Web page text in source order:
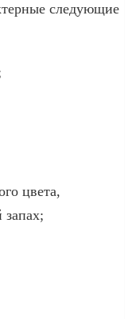
следующие
цвета,